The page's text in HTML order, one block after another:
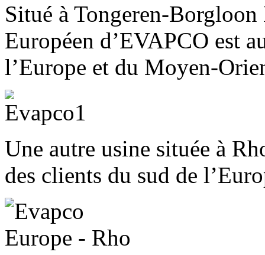
Situé à Tongeren-
Européen d’EVAPCO est
l’Europe et du Moyen-
Une autre usine située à
des clients du sud de